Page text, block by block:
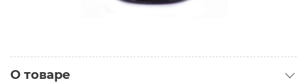
О товаре